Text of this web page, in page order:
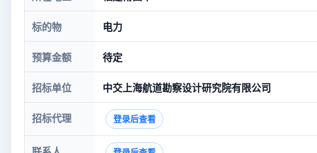
标的物 电力
预算金额 待定
招标单位 中交上海航道勘察设计研究院有限公司
招标代理 登录后查看